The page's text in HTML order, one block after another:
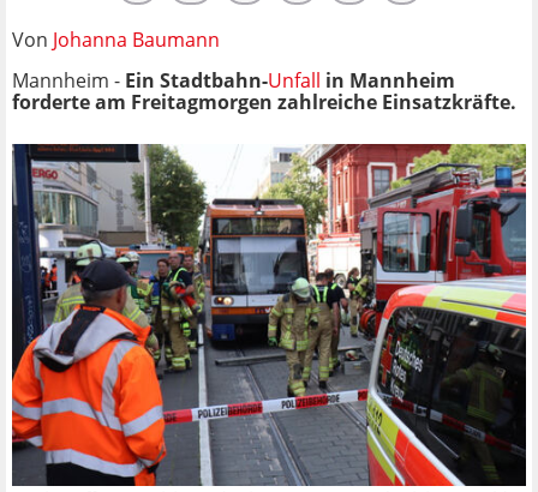
Von Johanna Baumann
Mannheim - Ein Stadtbahn-Unfall in Mannheim
forderte am Freitagmorgen zahlreiche Einsatzkräfte.